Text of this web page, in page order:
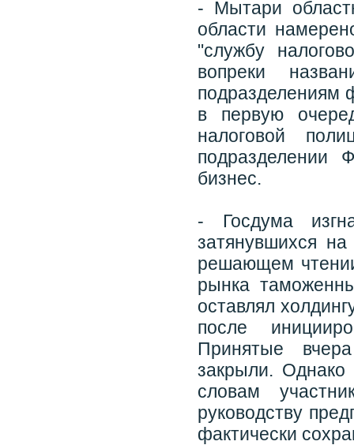
- Мытари
области
"службу
вопреки
подразделениям
в первую
налоговой
бизнес.
- Госдума
затянувшихся
решающем
рынка
оставлял
после
Принятые
закрыли. Однако
словам
руководству
фактически